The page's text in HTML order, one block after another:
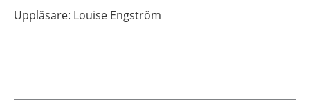
Uppläsare: Louise Engström